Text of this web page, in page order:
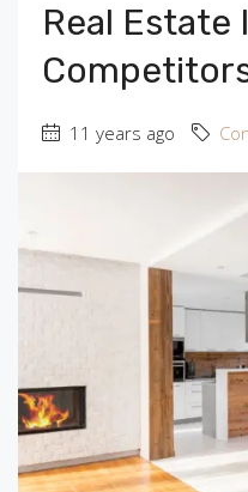
Real Estate
11 years ago